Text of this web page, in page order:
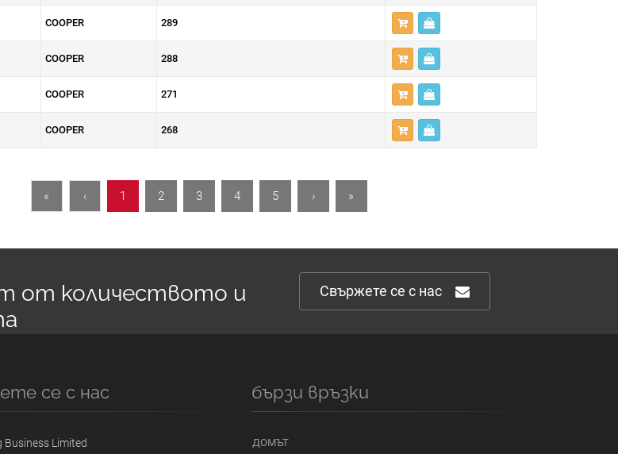
COOPER 289
COOPER 288
COOPER 271
COOPER 268
« ‹ 1 2 3 4 5 › »
от количеството и
Свържете се с нас
се с нас
Business Limited
бързи връзки
ДОМЪТ